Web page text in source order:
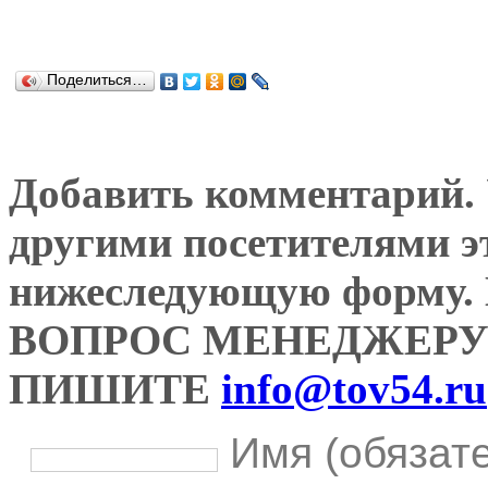
Поделиться…
Добавить комментарий.
другими посетителями
нижеследующую
ВОПРОС
ПИШИТЕ info@tov54.ru
Имя